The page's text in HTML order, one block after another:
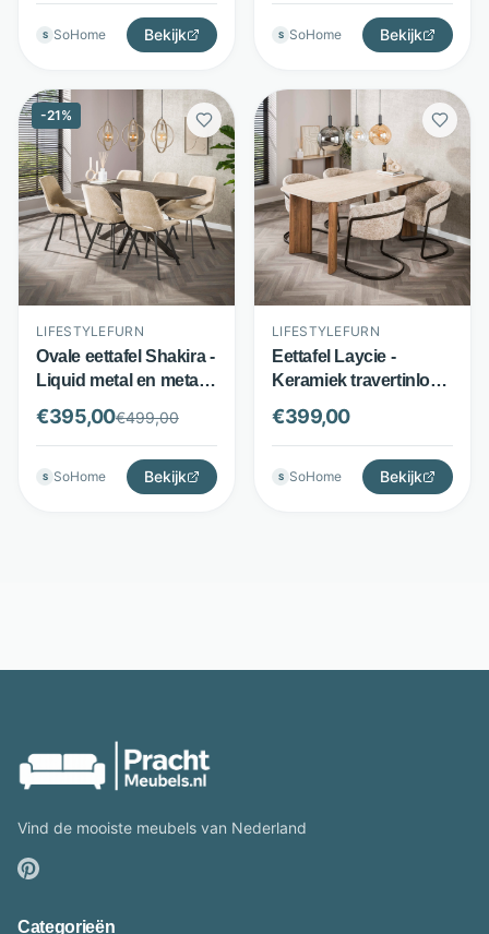
bruin - LifestyleFurn
S SoHome Bekijk
LifestyleFurn
S SoHome Bekijk
-21%
LIFESTYLEFURN
Ovale eettafel Shakira -
Liquid metal en metaal
- 180 cm ovaal blad -
Brons - LifestyleFurn
€395,00€499,00
S SoHome Bekijk
LIFESTYLEFURN
Eettafel Laycie -
Keramiek travertinlook
en MDF - 180 cm blad -
Bruin - LifestyleFurn
€399,00
S SoHome Bekijk
Vind de mooiste meubels van Nederland
Categorieën